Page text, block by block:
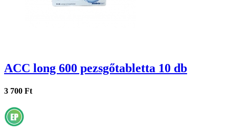
ACC long 600 pezsgőtabletta 10 db
3 700 Ft